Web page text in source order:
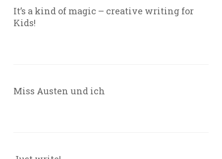
It’s a kind of magic – creative writing for
Kids!
Miss Austen und ich